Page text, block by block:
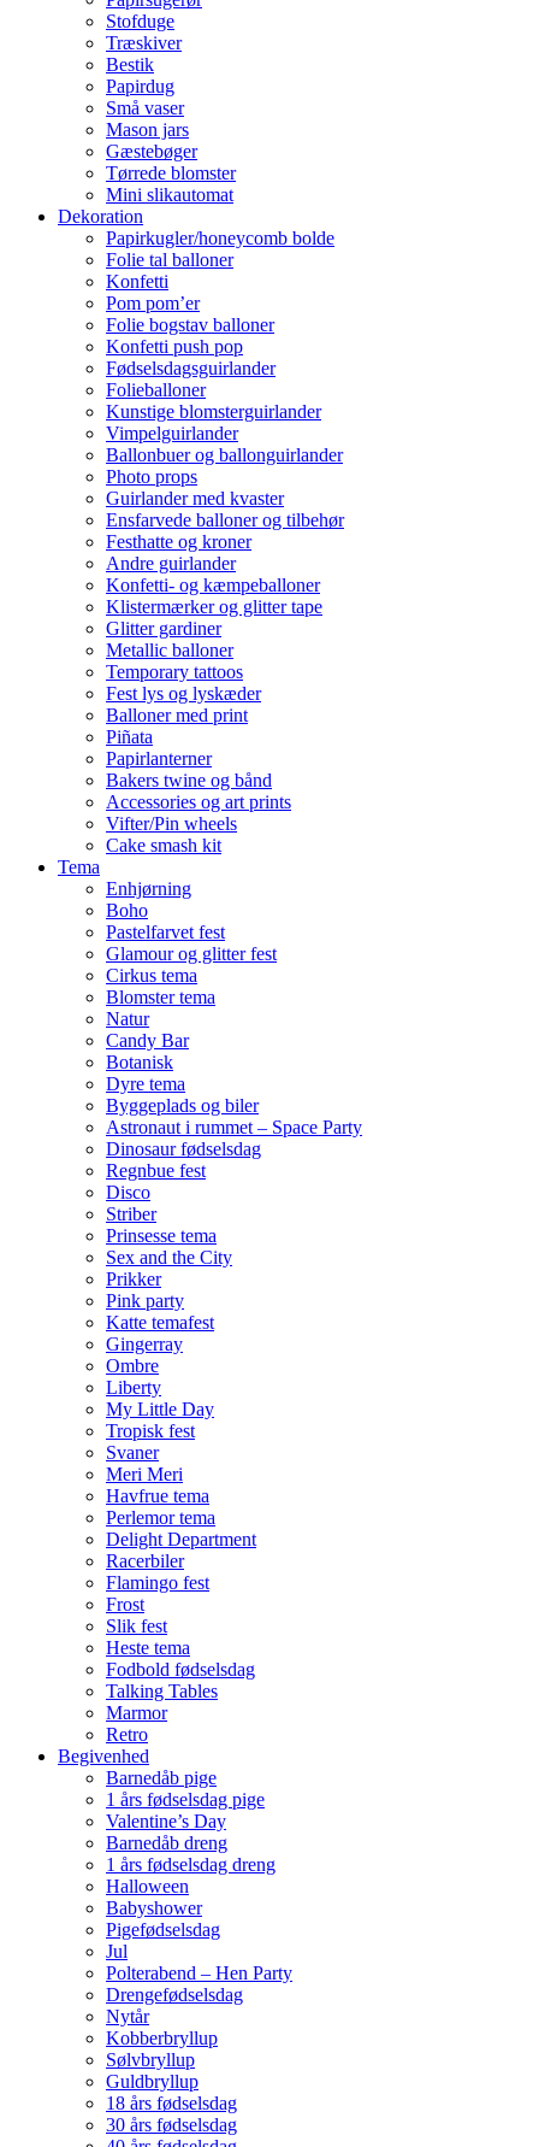
Stofduge
Træskiver
Bestik
Papirdug
Små vaser
Mason jars
Gæstebøger
Tørrede blomster
Mini slikautomat
Dekoration
Papirkugler/honeycomb bolde
Folie tal balloner
Konfetti
Pom pom’er
Folie bogstav balloner
Konfetti push pop
Fødselsdagsguirlander
Folieballoner
Kunstige blomsterguirlander
Vimpelguirlander
Ballonbuer og ballonguirlander
Photo props
Guirlander med kvaster
Ensfarvede balloner og tilbehør
Festhatte og kroner
Andre guirlander
Konfetti- og kæmpeballoner
Klistermærker og glitter tape
Glitter gardiner
Metallic balloner
Temporary tattoos
Fest lys og lyskæder
Balloner med print
Piñata
Papirlanterner
Bakers twine og bånd
Accessories og art prints
Vifter/Pin wheels
Cake smash kit
Tema
Enhjørning
Boho
Pastelfarvet fest
Glamour og glitter fest
Cirkus tema
Blomster tema
Natur
Candy Bar
Botanisk
Dyre tema
Byggeplads og biler
Astronaut i rummet – Space Party
Dinosaur fødselsdag
Regnbue fest
Disco
Striber
Prinsesse tema
Sex and the City
Prikker
Pink party
Katte temafest
Gingerray
Ombre
Liberty
My Little Day
Tropisk fest
Svaner
Meri Meri
Havfrue tema
Perlemor tema
Delight Department
Racerbiler
Flamingo fest
Frost
Slik fest
Heste tema
Fodbold fødselsdag
Talking Tables
Marmor
Retro
Begivenhed
Barnedåb pige
1 års fødselsdag pige
Valentine’s Day
Barnedåb dreng
1 års fødselsdag dreng
Halloween
Babyshower
Pigefødselsdag
Jul
Polterabend – Hen Party
Drengefødselsdag
Nytår
Kobberbryllup
Sølvbryllup
Guldbryllup
18 års fødselsdag
30 års fødselsdag